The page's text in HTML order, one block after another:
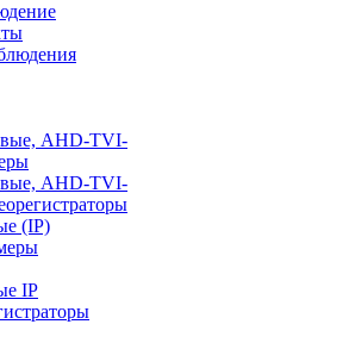
AHD-TVI-
AHD-TVI-
(IP)
IP